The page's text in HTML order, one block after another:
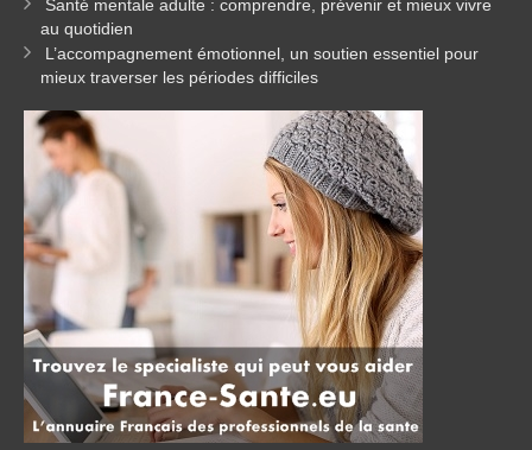
Santé mentale adulte : comprendre, prévenir et mieux vivre
au quotidien
L’accompagnement émotionnel, un soutien essentiel pour
mieux traverser les périodes difficiles